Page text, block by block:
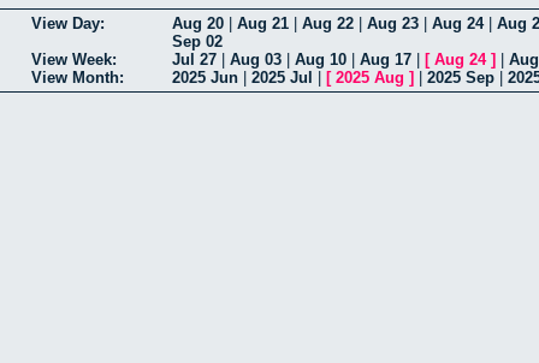
View Day: Aug 20 Aug 21 Aug 22 Aug 23 Aug 24| Aug
Sep 02
View Week:
Jul 27 Aug 03 Aug 10 Aug 17 [ Aug 24]
View Month:
2025 Jun 2025 Jul [ 2025 Aug ] 2025 Sep